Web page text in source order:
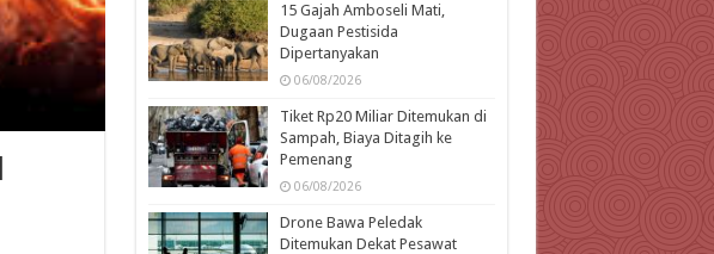
15 Gajah Amboseli Mati,
Dugaan Pestisida
Dipertanyakan
06/08/2026
Tiket Rp20 Miliar Ditemukan di
Sampah, Biaya Ditagih ke
Pemenang
06/08/2026
Drone Bawa Peledak
Ditemukan Dekat Pesawat